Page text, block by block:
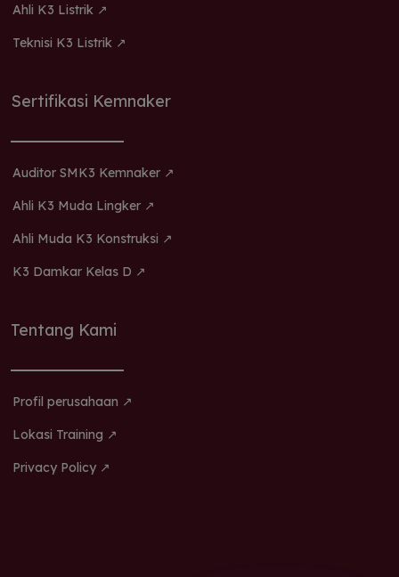
Ahli K3 Listrik ↗
Teknisi K3 Listrik ↗
Sertifikasi Kemnaker
Auditor SMK3 Kemnaker ↗
Ahli K3 Muda Lingker ↗
Ahli Muda K3 Konstruksi ↗
K3 Damkar Kelas D ↗
Tentang Kami
Profil perusahaan ↗
Lokasi Training ↗
Privacy Policy ↗